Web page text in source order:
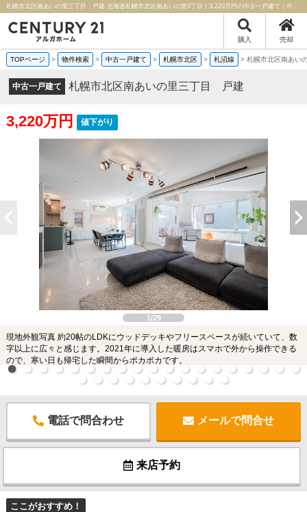
札幌市北区南あいの里三丁目 戸建 北海道札幌市北区南あいの里3丁目｜3,220万円の中古一戸建て｜中古住宅や中古物件情報｜センチュリー21アルガホーム
購入 売却
TOPページ > 物件検索 > 中古一戸建て > 札幌市北区 > 札沼線 > 札幌市北区南あい
中古一戸建て 札幌市北区南あいの里三丁目 戸建
3,220万円 値下がり
1/29
現地外観写真 約20帖のLDKにウッドデッキやフリースペースが続いていて、数
字以上に広々と感じます。2021年に導入した暖房はスマホで外から操作できる
ので、寒い日も帰宅した瞬間からポカポカです。
電話で問合わせ メールで問合せ
来店予約
ここがおすすめ！